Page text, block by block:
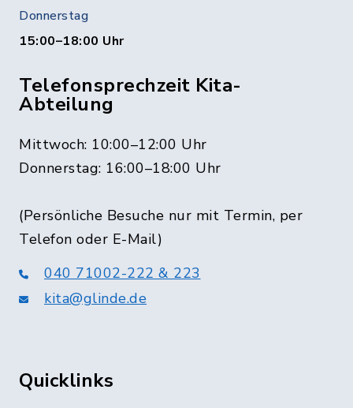
Donnerstag
15:00–18:00 Uhr
Telefonsprechzeit Kita-
Abteilung
Mittwoch: 10:00–12:00 Uhr
Donnerstag: 16:00–18:00 Uhr
(Persönliche Besuche nur mit Termin, per
Telefon oder E-Mail)
040 71002-222 & 223
kita@glinde.de
Quicklinks